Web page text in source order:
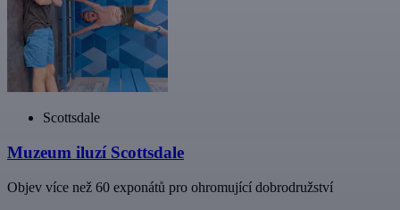
Scottsdale
Muzeum iluzí Scottsdale
Objev více než 60 exponátů pro ohromující dobrodružství